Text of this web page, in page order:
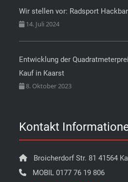
Wir stellen vor: Radsport
14. Juli 2024
Entwicklung der
Kauf in Kaarst
8. Oktober 2023
Kontakt
Broicherdorf Str. 81 41564
MOBIL 0177 76 19 806